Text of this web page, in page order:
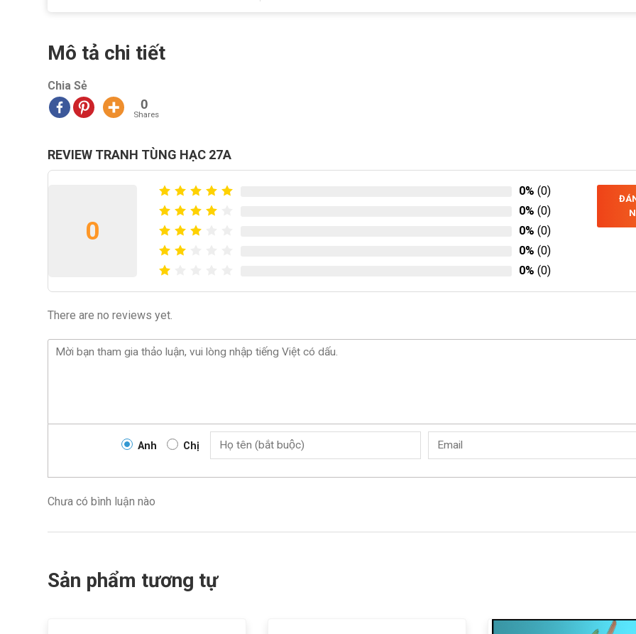
Mô tả chi tiết
Chia Sẻ
0
Shares
REVIEW TRANH TÙNG HẠC 27A
0
0% (0)
0% (0)
0% (0)
0% (0)
0% (0)
There are no reviews yet.
Anh Chị
Chưa có bình luận nào
Sản phẩm tương tự